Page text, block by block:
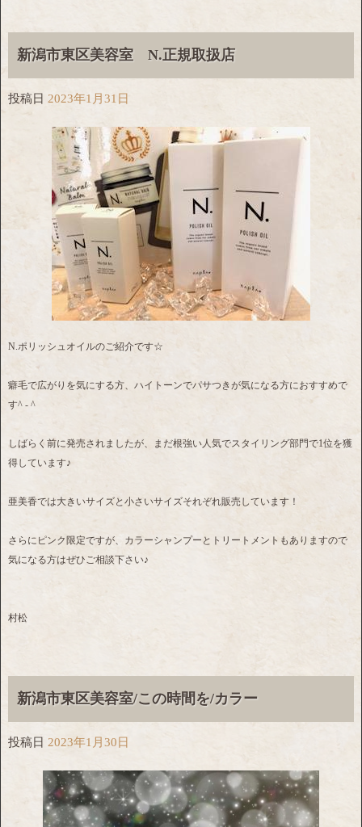
新潟市東区美容室 N.正規取扱店
投稿日 2023年1月31日
N.ポリッシュオイルのご紹介です☆
癖毛で広がりを気にする方、ハイトーンでパサつきが気になる方におすすめで
す^ - ^
しばらく前に発売されましたが、まだ根強い人気でスタイリング部門で1位を獲
得しています♪
亜美香では大きいサイズと小さいサイズそれぞれ販売しています！
さらにピンク限定ですが、カラーシャンプーとトリートメントもありますので
気になる方はぜひご相談下さい♪
村松
新潟市東区美容室/この時間を/カラー
投稿日 2023年1月30日